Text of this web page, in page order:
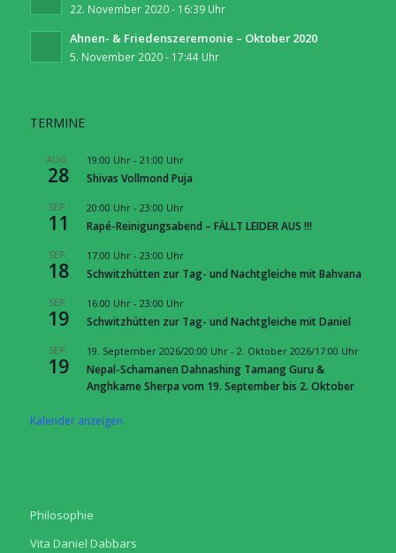
22. November 2020 - 16:39 Uhr
Ahnen- & Friedenszeremonie – Oktober 2020
5. November 2020 - 17:44 Uhr
TERMINE
AUG.
28
19:00 Uhr- 21:00 Uhr
Shivas Vollmond Puja
SEP.
11
20:00 Uhr- 23:00 Uhr
Rapé-Reinigungsabend – FÄLLT LEIDER AUS !!!
SEP.
18
17:00 Uhr- 23:00 Uhr
Schwitzhütten zur Tag- und Nachtgleiche mit Bahvana
SEP.
19
16:00 Uhr- 23:00 Uhr
Schwitzhütten zur Tag- und Nachtgleiche mit Daniel
SEP.
19
19. September 2026/20:00 Uhr- 2. Oktober 2026/17:00 Uhr
Nepal-Schamanen Dahnashing Tamang Guru &
Anghkame Sherpa vom 19. September bis 2. Oktober
Kalender anzeigen
Philosophie
Vita Daniel Dabbars